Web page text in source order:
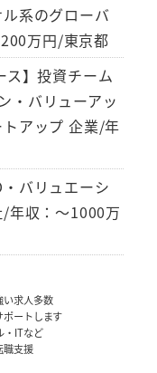
系のグローバ
万円/東京都
ス】投資チーム
・バリューアッ
アップ 企業/年
バリュエーシ
年収：～1000万
い求人多数
ポートします
・ITなど
職支援